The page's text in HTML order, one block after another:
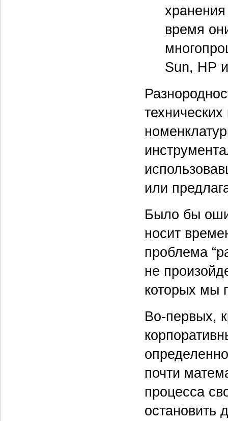
время
Sun, HP
или
Было бы
носит
проблема
не
которых мы
Во-первых,
почти
процесса
остановить